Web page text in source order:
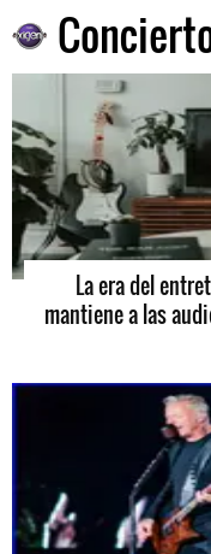
La era del
mantiene a las